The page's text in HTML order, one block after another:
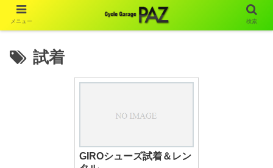
試着
GIROシューズ試着＆レン
メニュー 検索